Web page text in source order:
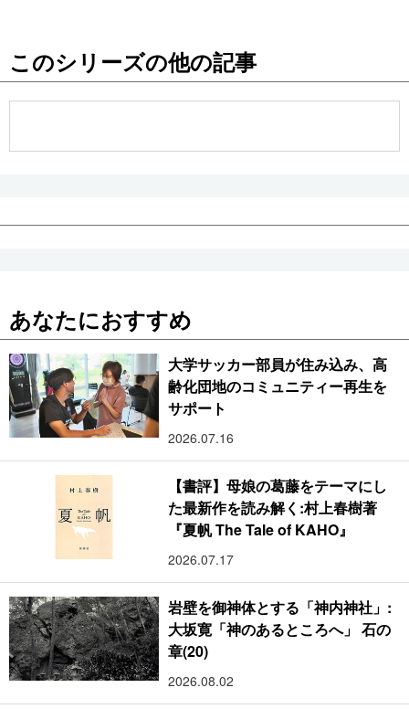
このシリーズの他の記事
あなたにおすすめ
大学サッカー部員が住み込み、高
齢化団地のコミュニティー再生を
サポート
2026.07.16
【書評】母娘の葛藤をテーマにし
た最新作を読み解く:村上春樹著
『夏帆 The Tale of KAHO』
2026.07.17
岩壁を御神体とする「神内神社」:
大坂寛「神のあるところへ」 石の
章(20)
2026.08.02